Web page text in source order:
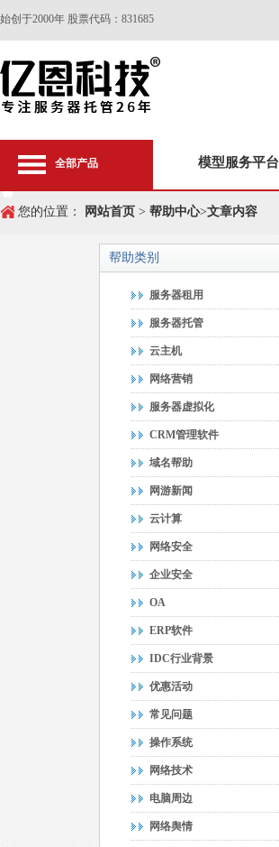
始创于2000年 股票代码：831685
全部产品 模型服务平台
您的位置： 网站首页 > 帮助中心>文章内容
帮助类别
服务器租用
服务器托管
云主机
网络营销
服务器虚拟化
CRM管理软件
域名帮助
网游新闻
云计算
网络安全
企业安全
OA
ERP软件
IDC行业背景
优惠活动
常见问题
操作系统
网络技术
电脑周边
网络舆情